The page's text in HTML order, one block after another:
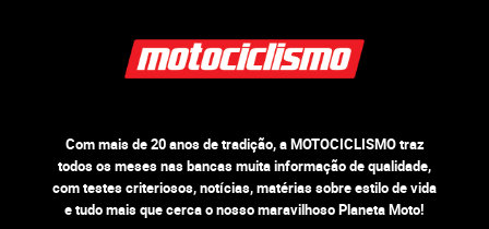
Com mais de 20 anos de tradição, a MOTOCICLISMO traz
todos os meses nas bancas muita informação de qualidade,
com testes criteriosos, notícias, matérias sobre estilo de vida
e tudo mais que cerca o nosso maravilhoso Planeta Moto!